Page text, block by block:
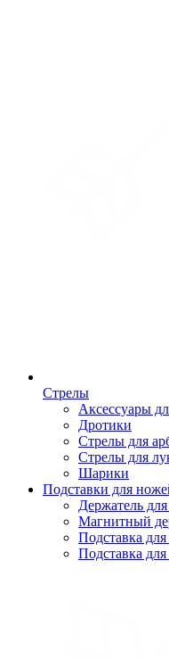
Стрелы
Аксессуары
Дротики
Стрелы для
Стрелы для
Шарики
Подставки для
Держатель
Магнитный
Подставка
Подставка